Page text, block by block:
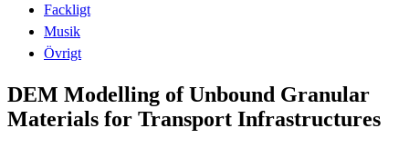
Fackligt
Musik
Övrigt
DEM Modelling of Unbound Granular
Materials for Transport Infrastructures